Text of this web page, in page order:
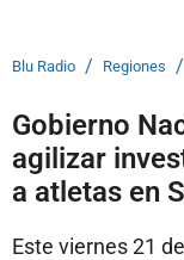
Blu Radio / Regiones /
Gobierno
agilizar
a atletas en
Este viernes 21